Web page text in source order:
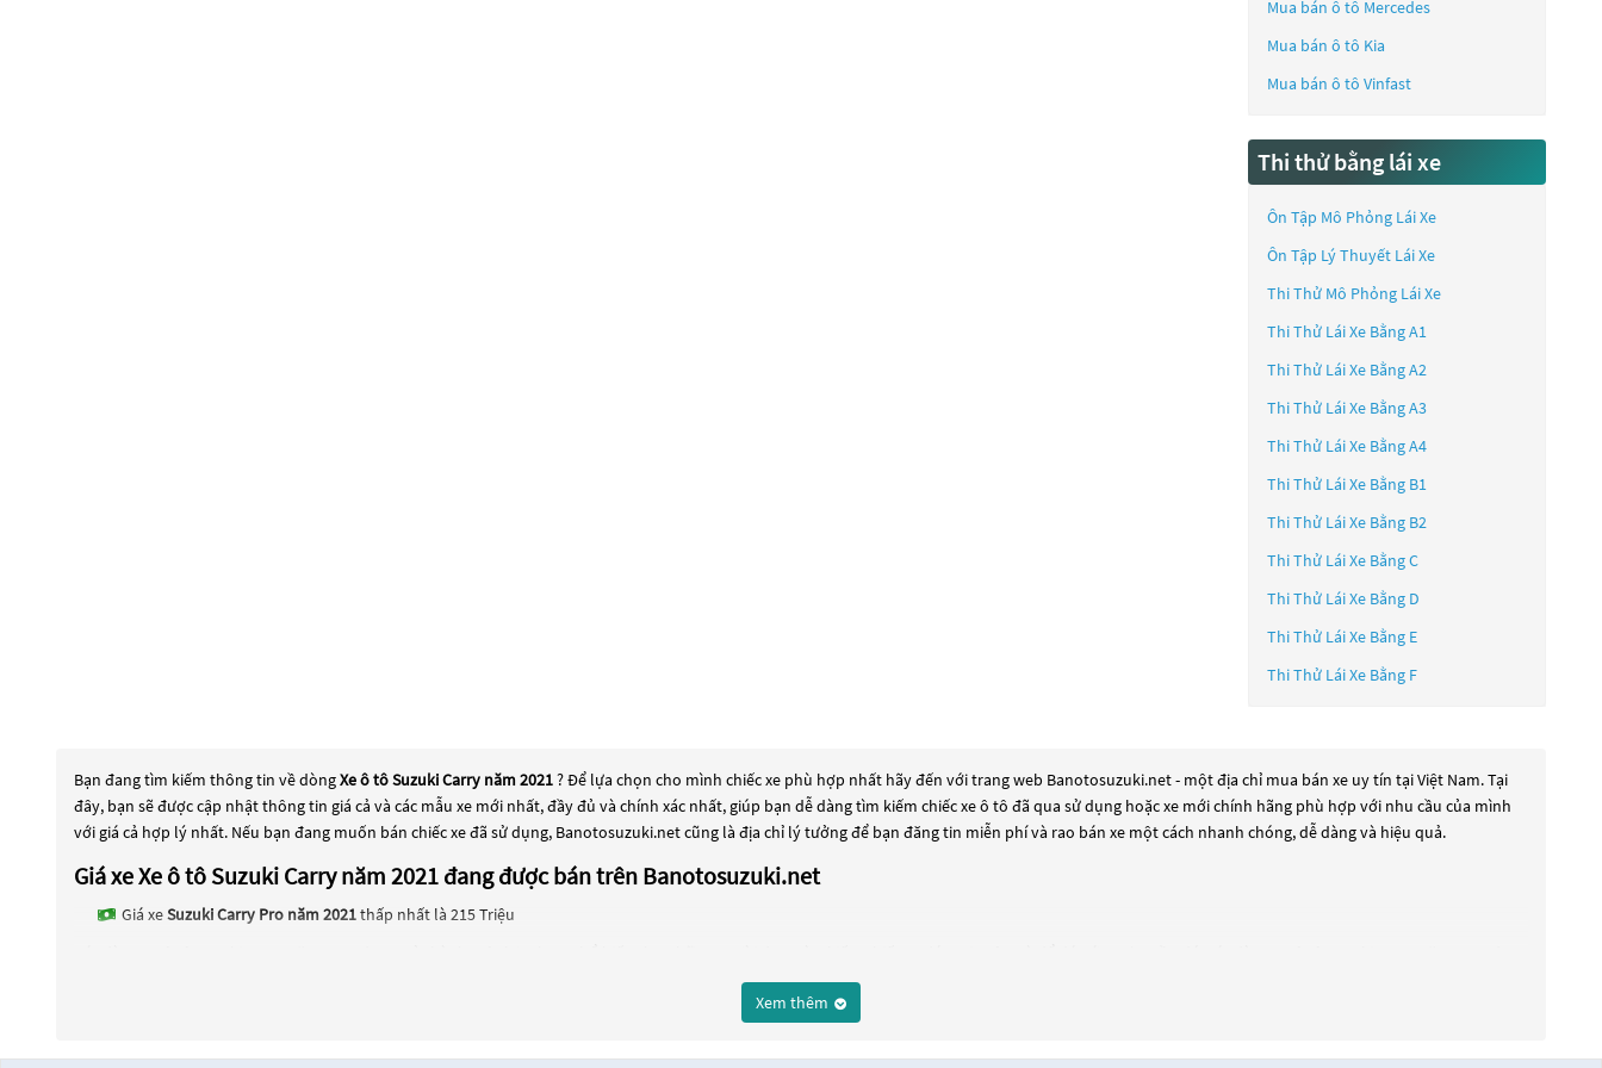
Mua bán ô tô Mercedes
Mua bán ô tô Kia
Mua bán ô tô Vinfast
Thi thử bằng lái xe
Ôn Tập Mô Phỏng Lái Xe
Ôn Tập Lý Thuyết Lái Xe
Thi Thử Mô Phỏng Lái Xe
Thi Thử Lái Xe Bằng A1
Thi Thử Lái Xe Bằng A2
Thi Thử Lái Xe Bằng A3
Thi Thử Lái Xe Bằng A4
Thi Thử Lái Xe Bằng B1
Thi Thử Lái Xe Bằng B2
Thi Thử Lái Xe Bằng C
Thi Thử Lái Xe Bằng D
Thi Thử Lái Xe Bằng E
Thi Thử Lái Xe Bằng F
Bạn đang tìm kiếm thông tin về dòngXe ô tô Suzuki Carry năm 2021? Để lựa chọn cho mình chiếc xe phù hợp nhất hãy đến với trang web Banotosuzuki.net - một địa chỉ mua bán xe uy tín tại Việt Nam. Tại
đây, bạn sẽ được cập nhật thông tin giá cả và các mẫu xe mới nhất, đầy đủ và chính xác nhất, giúp bạn dễ dàng tìm kiếm chiếc xe ô tô đã qua sử dụng hoặc xe mới chính hãng phù hợp với nhu cầu của mình
với giá cả hợp lý nhất. Nếu bạn đang muốn bán chiếc xe đã sử dụng, Banotosuzuki.net cũng là địa chỉ lý tưởng để bạn đăng tin miễn phí và rao bán xe một cách nhanh chóng, dễ dàng và hiệu quả.
Giá xe Xe ô tô Suzuki Carry năm 2021 đang được bán trên Banotosuzuki.net
Giá xeSuzuki Carry Pro năm 2021thấp nhất là 215 Triệu
này có thể là những dòng xe đời cũ đã được nâng cấp, hoặc là các dòng xe mới với thiết kế hiện đại và công nghệ tiên tiến. Các dòng
này đều được kiểm tra và bảo dưỡng kỹ lưỡng để đảm bảo chất lượng và hiệu suất tốt nhất. Nếu bạn đang tìm kiếm một chiếc xe, hãy khám phá các dòng
Xem thêm